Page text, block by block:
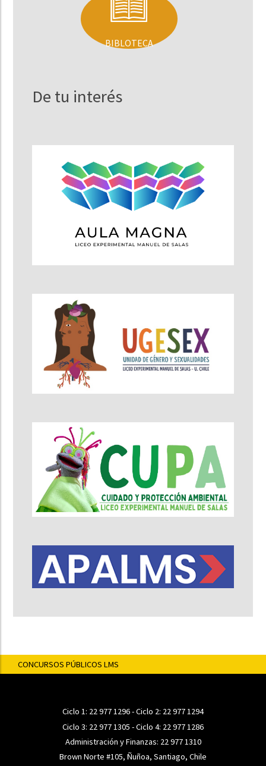
BIBLOTECA
De tu interés
CONCURSOS PÚBLICOS LMS
Ciclo 1: 22 977 1296- Ciclo 2: 22 977 1294
Ciclo 3: 22 977 1305 - Ciclo 4: 22 977 1286
Administración y Finanzas: 22 977 1310
Brown Norte #105, Ñuñoa, Santiago, Chile